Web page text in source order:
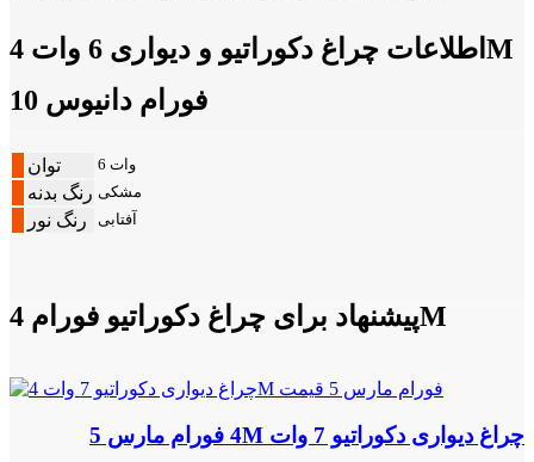
اطلاعات چراغ دکوراتیو و دیواری 6 وات 4M
فورام دانیوس 10
توان 6 وات
رنگ بدنه مشکی
رنگ نور آفتابی
پیشنهاد برای چراغ دکوراتیو فورام 4M
چراغ دیواری دکوراتیو 7 وات 4M فورام مارس 5